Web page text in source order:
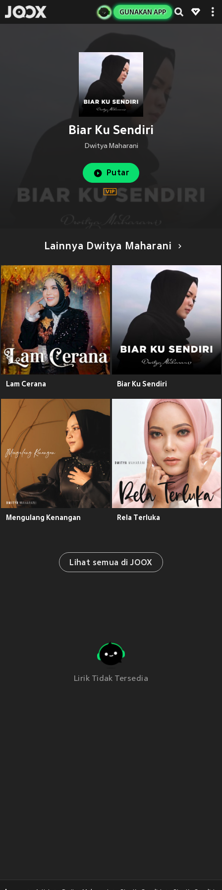
GUNAKAN APP
Biar Ku Sendiri
Dwitya Maharani
Putar
Lainnya Dwitya Maharani
Lam Cerana Biar Ku Sendiri
Mengulang Kenangan Rela Terluka
Lihat semua di JOOX
Lirik Tidak Tersedia